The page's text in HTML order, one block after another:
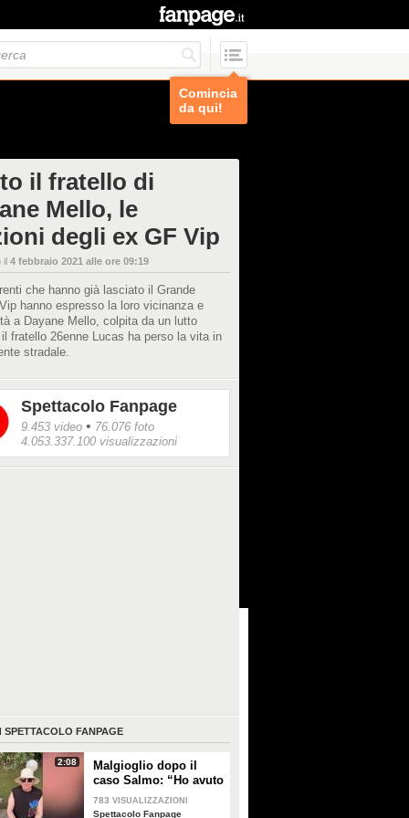
Comincia
da qui!
il fratello di
Mello, le
degli ex GF Vip
il 4 febbraio 2021 alle ore 09:19
che hanno già lasciato il Grande
hanno espresso la loro vicinanza e
a Dayane Mello, colpita da un lutto
fratello 26enne Lucas ha perso la vita in
stradale.
Spettacolo Fanpage
9.453 video • 76.076 foto
4.053.337.100 visualizzazioni
SPETTACOLO FANPAGE
2:08
Malgioglio dopo il
caso Salmo: “Ho avuto
un melanoma. Mettete
la crema, non sentite i
783 VISUALIZZAZIONI
Spettacolo Fanpage